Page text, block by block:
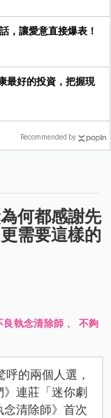
，讓愛意直接爆表！
最好的投資，把握現
Recommended by
何都感謝先
需要這樣的
良執念清除師 、 不夠
的兩個人選，
連莊「迷你劇
清除師》首次